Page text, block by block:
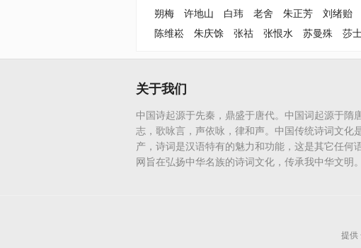
朔梅
许地山 白玮 老舍 朱正芳 刘绪贻
陈维崧
朱庆馀 张祜 张恨水 苏曼殊 莎
关于我们
中国诗起源于先秦，鼎盛于唐代。中国词起源于
志，歌咏言，声依咏，律和声。中国传统诗词文化
产，诗词是汉语特有的魅力和功能，这是其它任何
网旨在弘扬中华名族的诗词文化，传承我中华文明。
提供